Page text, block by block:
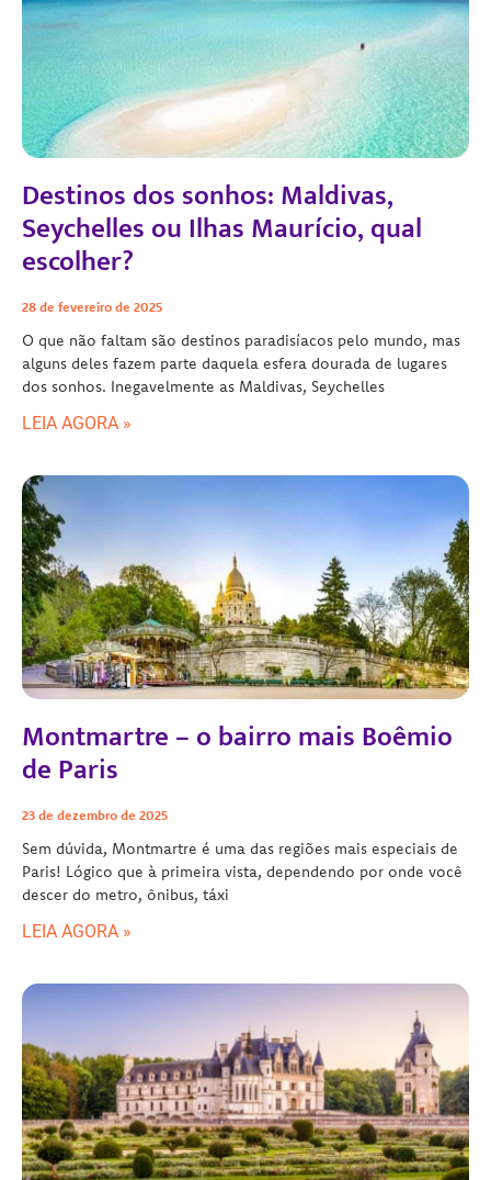
Destinos dos sonhos: Maldivas,
Seychelles ou Ilhas Maurício, qual
escolher?
28 de fevereiro de 2025
O que não faltam são destinos paradisíacos pelo mundo, mas
alguns deles fazem parte daquela esfera dourada de lugares
dos sonhos. Inegavelmente as Maldivas, Seychelles
LEIA AGORA »
Montmartre – o bairro mais Boêmio
de Paris
23 de dezembro de 2025
Sem dúvida, Montmartre é uma das regiões mais especiais de
Paris! Lógico que à primeira vista, dependendo por onde você
descer do metro, ônibus, táxi
LEIA AGORA »